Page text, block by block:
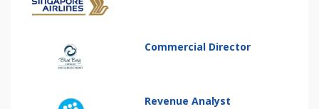
Commercial Director
Revenue Analyst